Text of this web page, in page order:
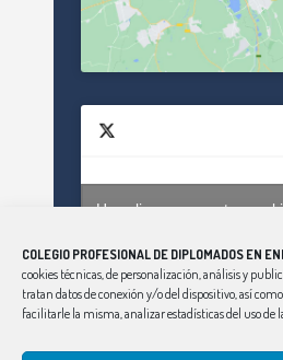
COLEGIO PROFESIONAL DE DIPLOMADOS EN
cookies técnicas, de personalización, análisis y
tratan datos de conexión y/o del dispositivo, así
facilitarle la misma, analizar estadísticas del uso de
Haz clic para aceptar